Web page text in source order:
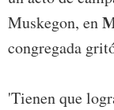
Muskegon, en
congregada
'Tienen que